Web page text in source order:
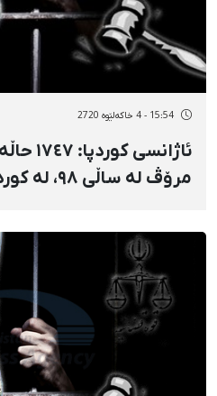
15:54 - 4 خاکەلێوه 2720
مرۆڤ لە